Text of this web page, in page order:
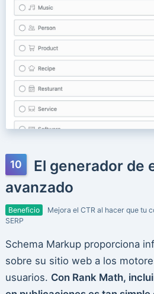
El generador de
avanzado
Beneficio
Mejora el CTR al hacer que tu
SERP
Schema Markup proporciona
sobre su sitio web a los
usuarios. Con Rank Math,